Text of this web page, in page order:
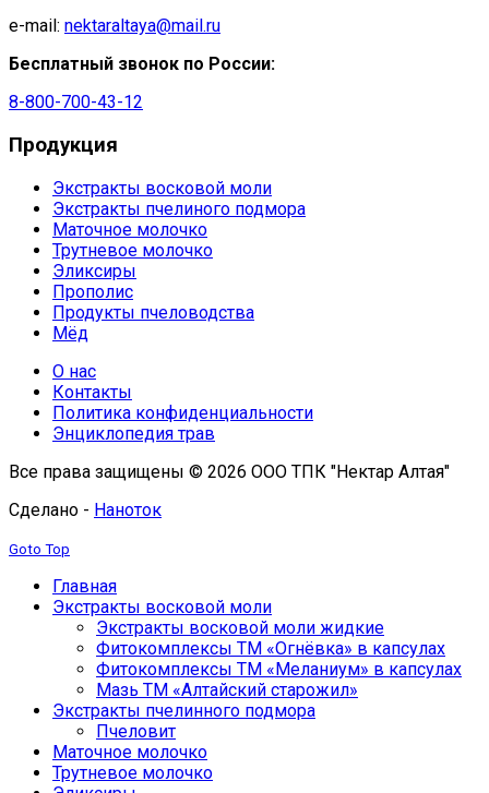
e-mail: nektaraltaya@mail.ru
Бесплатный звонок по России:
8-800-700-43-12
Продукция
Экстракты восковой моли
Экстракты пчелиного подмора
Маточное молочко
Трутневое молочко
Эликсиры
Прополис
Продукты пчеловодства
Мёд
О нас
Контакты
Политика конфиденциальности
Энциклопедия трав
Все права защищены © 2026 ООО ТПК "Нектар Алтая"
Сделано - Наноток
Goto Top
Главная
Экстракты восковой моли
Экстракты восковой моли жидкие
Фитокомплексы ТМ «Огнёвка» в капсулах
Фитокомплексы ТМ «Меланиум» в капсулах
Мазь ТМ «Алтайский старожил»
Экстракты пчелинного подмора
Пчеловит
Маточное молочко
Трутневое молочко